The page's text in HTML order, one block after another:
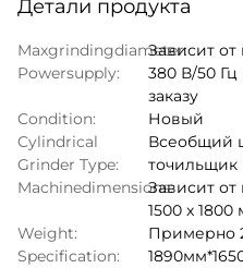
Детали продукта
Maxgrindingdiameter:
Зависит
Powersupply:
380 В/50
заказу
Condition:
Новый
Cylindrical
Grinder Type:
Всеобщий
точильщик
Machinedimensions:Зависит
1500 x 1800
Weight:
Примерно
Specification: